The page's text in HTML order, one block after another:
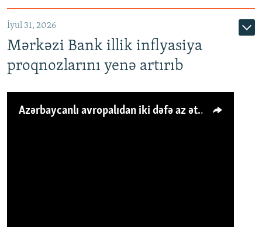
İyul 31, 2026
Mərkəzi Bank illik inflyasiya
proqnozlarını yenə artırıb
Azərbaycanlı avropalıdan iki dəfə az ət yeyir, amma... 'Qiymət artımı qaçılmazdır'